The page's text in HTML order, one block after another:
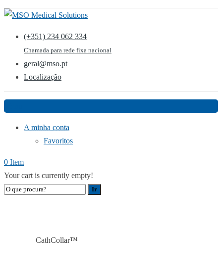
(+351) 234 062 334
Chamada para rede fixa nacional
geral@mso.pt
Localização
A minha conta
Favoritos
0 Item
Your cart is currently empty!
CathCollar™